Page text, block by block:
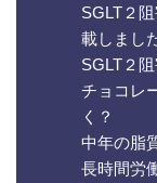
SGLT２
載しまし
SGLT２
チョコレ
く？
中年の脂
長時間労